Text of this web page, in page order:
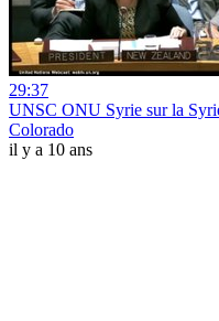
29:37
UNSC ONU Syrie sur la
Colorado
il y a 10 ans